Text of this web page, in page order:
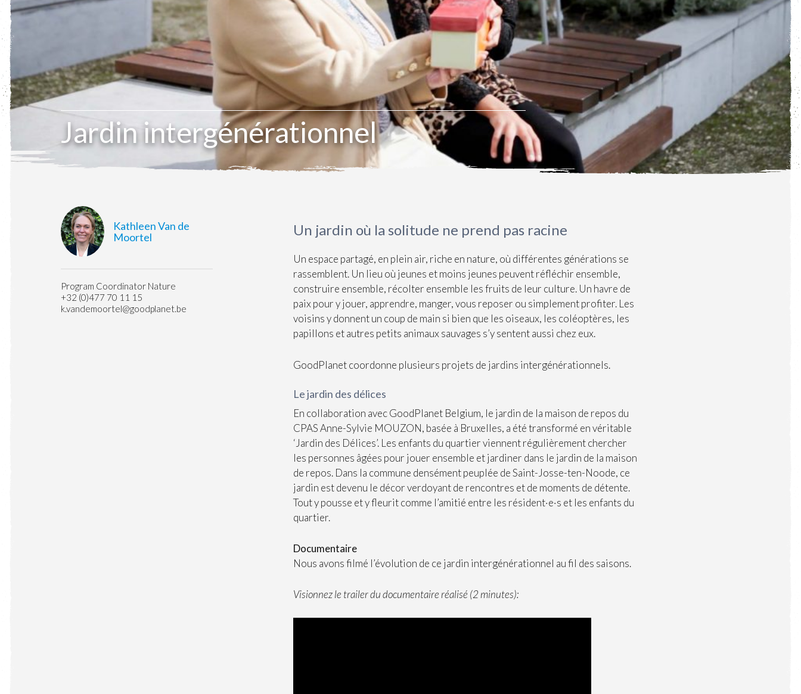
Jardin intergénérationnel
Kathleen Van de
Moortel
Program Coordinator Nature
+32 (0)477 70 11 15
k.vandemoortel@goodplanet.be
Un jardin où la solitude ne prend pas racine
Un espace partagé, en plein air, riche en nature, où différentes générations se
rassemblent. Un lieu où jeunes et moins jeunes peuvent réfléchir ensemble,
construire ensemble, récolter ensemble les fruits de leur culture. Un havre de
paix pour y jouer, apprendre, manger, vous reposer ou simplement profiter. Les
voisins y donnent un coup de main si bien que les oiseaux, les coléoptères, les
papillons et autres petits animaux sauvages s’y sentent aussi chez eux.
GoodPlanet coordonne plusieurs projets de jardins intergénérationnels.
Le jardin des délices
En collaboration avec GoodPlanet Belgium, le jardin de la maison de repos du
CPAS Anne-Sylvie MOUZON, basée à Bruxelles, a été transformé en véritable
‘Jardin des Délices’. Les enfants du quartier viennent régulièrement chercher
les personnes âgées pour jouer ensemble et jardiner dans le jardin de la maison
de repos. Dans la commune densément peuplée de Saint-Josse-ten-Noode, ce
jardin est devenu le décor verdoyant de rencontres et de moments de détente.
Tout y pousse et y fleurit comme l’amitié entre les résident·e·s et les enfants du
quartier.
Documentaire
Nous avons filmé l’évolution de ce jardin intergénérationnel au fil des saisons.
Visionnez le trailer du documentaire réalisé (2 minutes):